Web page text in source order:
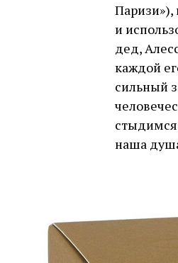
Паризи»),
и
дед,
каждой
сильный
наша